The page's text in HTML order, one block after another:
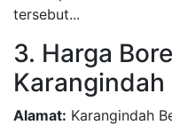
tersebut...
3. Harga
Karangindah
Alamat: Karangindah